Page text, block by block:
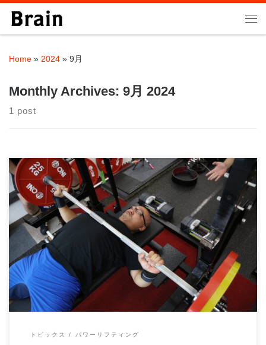
Skip to content
Home » 2024 » 9月
Monthly Archives: 9月 2024
1 post
Brain大石力塾の塾長の大石です！ ベンチプレスはバーベルラッ
クがないと行えない種目です。 この記 […]
トピックス パワーリフティング